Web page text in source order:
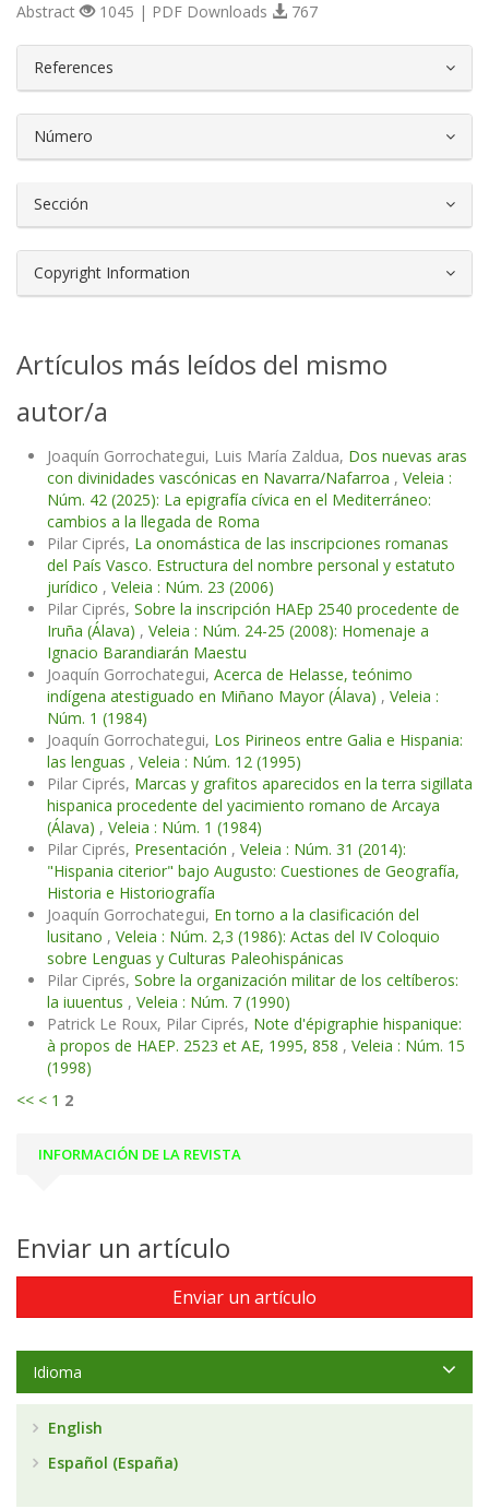
Abstract 1045 | PDF Downloads 767
References
Número
Sección
Copyright Information
Artículos más leídos del mismo
autor/a
Joaquín Gorrochategui, Luis María Zaldua, Dos nuevas aras
con divinidades vascónicas en Navarra/Nafarroa , Veleia :
Núm. 42 (2025): La epigrafía cívica en el Mediterráneo:
cambios a la llegada de Roma
Pilar Ciprés, La onomástica de las inscripciones romanas
del País Vasco. Estructura del nombre personal y estatuto
jurídico , Veleia : Núm. 23 (2006)
Pilar Ciprés, Sobre la inscripción HAEp 2540 procedente de
Iruña (Álava) , Veleia : Núm. 24-25 (2008): Homenaje a
Ignacio Barandiarán Maestu
Joaquín Gorrochategui, Acerca de Helasse, teónimo
indígena atestiguado en Miñano Mayor (Álava) , Veleia :
Núm. 1 (1984)
Joaquín Gorrochategui, Los Pirineos entre Galia e Hispania:
las lenguas , Veleia : Núm. 12 (1995)
Pilar Ciprés, Marcas y grafitos aparecidos en la terra sigillata
hispanica procedente del yacimiento romano de Arcaya
(Álava) , Veleia : Núm. 1 (1984)
Pilar Ciprés, Presentación , Veleia : Núm. 31 (2014):
"Hispania citerior" bajo Augusto: Cuestiones de Geografía,
Historia e Historiografía
Joaquín Gorrochategui, En torno a la clasificación del
lusitano , Veleia : Núm. 2,3 (1986): Actas del IV Coloquio
sobre Lenguas y Culturas Paleohispánicas
Pilar Ciprés, Sobre la organización militar de los celtíberos:
la iuuentus , Veleia : Núm. 7 (1990)
Patrick Le Roux, Pilar Ciprés, Note d'épigraphie hispanique:
à propos de HAEP. 2523 et AE, 1995, 858 , Veleia : Núm. 15
(1998)
<< < 1 2
INFORMACIÓN DE LA REVISTA
Enviar un artículo
Enviar un artículo
Idioma
English
Español (España)